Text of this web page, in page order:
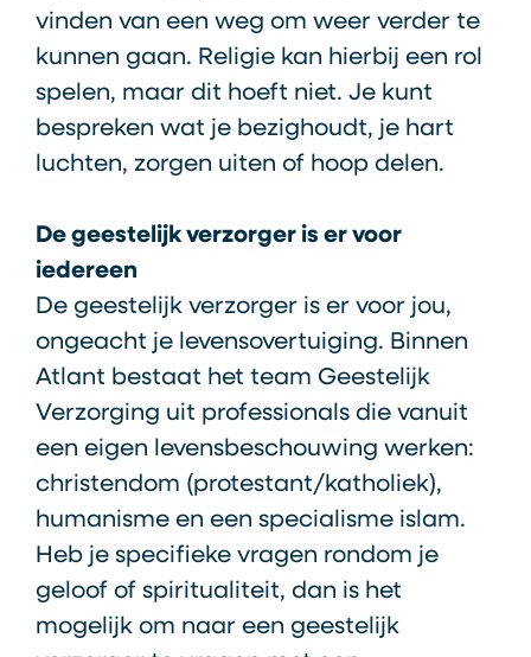
vinden van een weg om weer verder te
kunnen gaan. Religie kan hierbij een rol
spelen, maar dit hoeft niet. Je kunt
bespreken wat je bezighoudt, je hart
luchten, zorgen uiten of hoop delen.
De geestelijk verzorger is er voor
iedereen
De geestelijk verzorger is er voor jou,
ongeacht je levensovertuiging. Binnen
Atlant bestaat het team Geestelijk
Verzorging uit professionals die vanuit
een eigen levensbeschouwing werken:
christendom (protestant/katholiek),
humanisme en een specialisme islam.
Heb je specifieke vragen rondom je
geloof of spiritualiteit, dan is het
mogelijk om naar een geestelijk